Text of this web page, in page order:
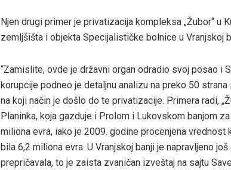
Njen drugi primer je privatizacija kompleksa „Žubor“ u
zemljšišta i objekta Specijalističke bolnice u Vranjskoj
“Zamislite, ovde je državni organ odradio svoj posao i
korupcije podneo je detaljnu analizu na preko 50
na koji način je došlo do te privatizacije. Primera radi,
Planinka, koja gazduje i Prolom i Lukovskom banjom
miliona evra, iako je 2009. godine procenjena vrednost
bila 6,2 miliona evra. U Vranjskoj banji je napravljeno
prepričavala, to je zaista zvaničan izveštaj na sajtu